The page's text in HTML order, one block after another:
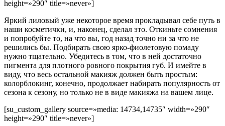
height=»290″ title=»never»]
Яркий лиловый уже некоторое время прокладывал себе путь в
наши косметички, и, наконец, сделал это. Откиньте сомнения
и попробуйте то, на что вы, год назад точно ни за что не
решились бы. Подбирать свою ярко-фиолетовую помаду
нужно тщательно. Убедитесь в том, что в ней достаточно
пигмента для плотного ровного покрытия губ. И имейте в
виду, что весь остальной макияж должен быть простым:
колорблокинг, конечно, продолжает набирать популярность от
сезона к сезону, но только не в виде макияжа на вашем лице.
[su_custom_gallery source=»media: 14734,14735″ width=»290″
height=»290″ title=»never»]